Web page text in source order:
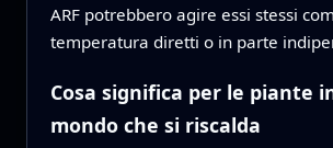
ARF potrebbero agire essi stessi
temperatura diretti o in parte
Cosa significa per le piante
mondo che si riscalda